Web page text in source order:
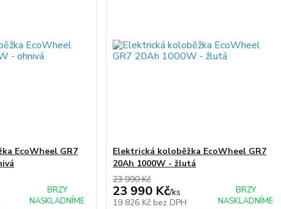
EcoWheel GR7
BRZY
NASKLADNÍME
Elektrická koloběžka EcoWheel GR7
20Ah 1000W - žlutá
23 990 Kč
23 990 Kč/ks
19 826 Kč bez DPH
BRZY
NASKLADNÍME